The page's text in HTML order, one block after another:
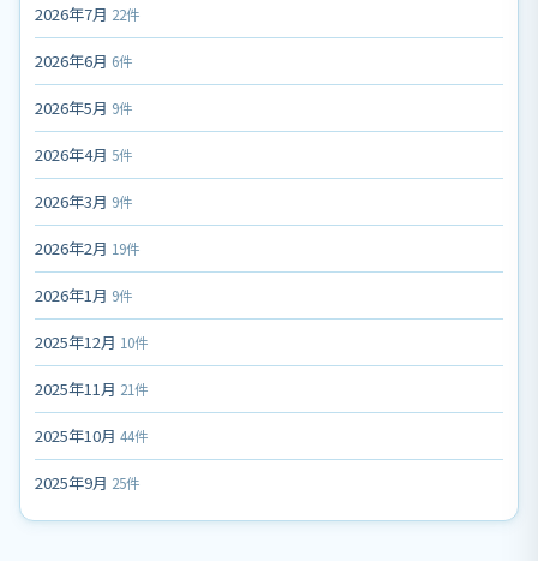
2026年7月 22件
2026年6月 6件
2026年5月 9件
2026年4月 5件
2026年3月 9件
2026年2月 19件
2026年1月 9件
2025年12月 10件
2025年11月 21件
2025年10月 44件
2025年9月 25件